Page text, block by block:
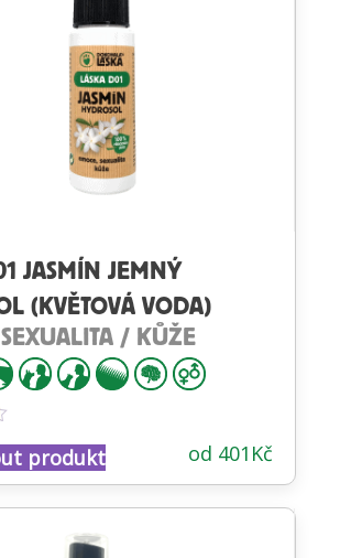
JASMÍN JEMNÝ
(KVĚTOVÁ VODA)
/ KŮŽE
od 401 Kč
produkt